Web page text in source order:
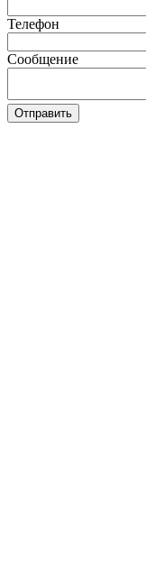
Телефон
Сообщение
Отправить